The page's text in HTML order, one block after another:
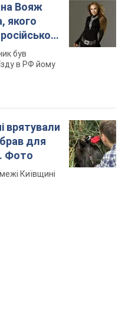
врятували
для
Фото
Київщині